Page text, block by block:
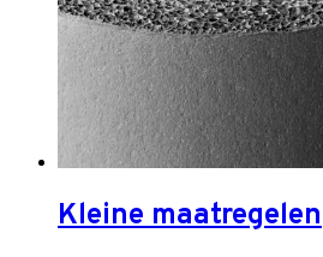
Kleine maatregelen